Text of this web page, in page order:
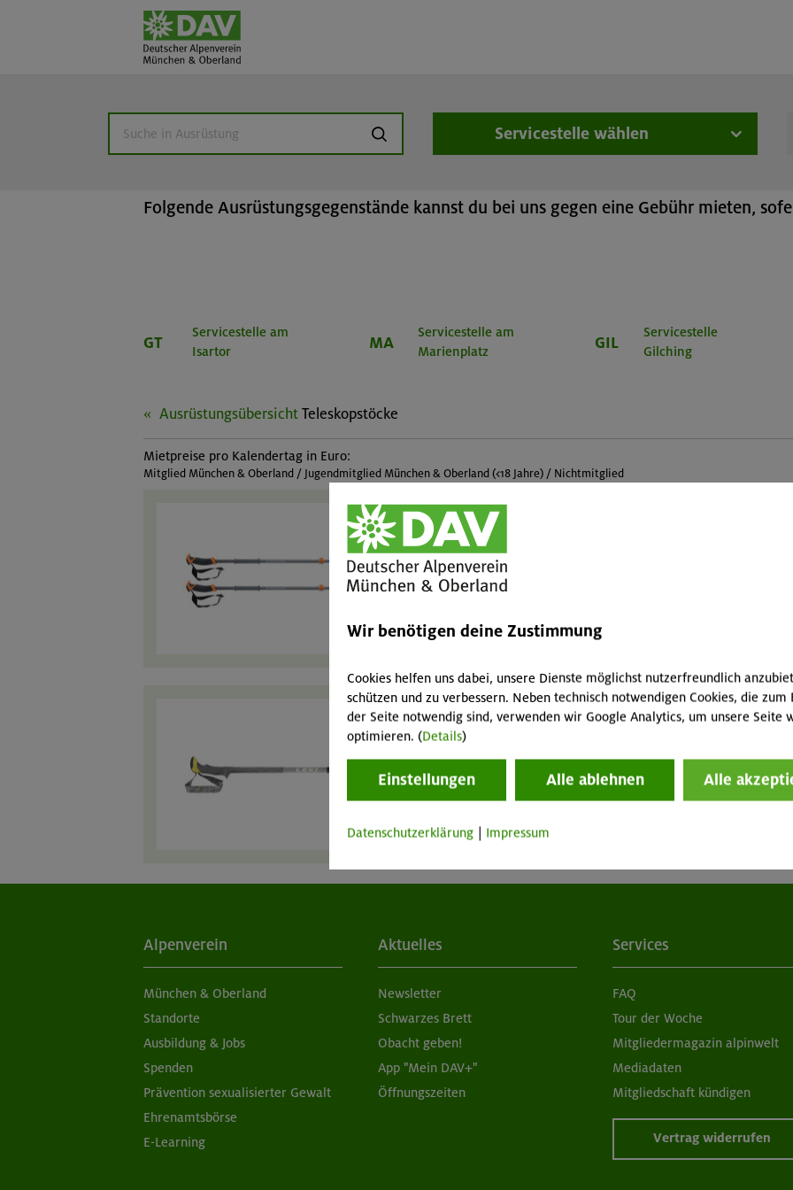
Ausrüstungsverleih
Folgende Ausrüstungsgegenstände kannst du bei uns gegen eine Gebühr mieten,
suchen Servicestelle wählen
GT
Servicestelle am
Isartor
MA
Servicestelle am
Marienplatz
GIL
Servicestelle
Gilching
AusrüstungsübersichtTeleskopstöcke
Mietpreise pro Kalendertag in Euro:
Mitglied München & Oberland / Jugendmitglied München & Oberland (<18 Jahre) / Nichtmitglied
Skitouren- / Schneeschuh-
Teleskopstöcke 2-teilig
2 / 1 / 4 € pro Tag
Teleskopstöcke 3-teilig
2 / 1 / 4 € pro Tag
GT MA
Alpenverein
München & Oberland
Standorte
Ausbildung & Jobs
Spenden
Prävention sexualisierter Gewalt
Ehrenamtsbörse
E-Learning
Aktuelles
Newsletter
Schwarzes Brett
Obacht geben!
App "Mein DAV+"
Öffnungszeiten
Services
FAQ
Tour der Woche
Mitgliedermagazin alpinwelt
Mediadaten
Mitgliedschaft kündigen
Vertrag widerrufen
Wir benötigen deine Zustimmung
Cookies helfen uns dabei, unsere Dienste möglichst nutzerfreundlich
schützen und zu verbessern. Neben technisch notwendigen Cookies, die zum
der Seite notwendig sind, verwenden wir Google Analytics, um unsere Seite
optimieren. (Details)
Einstellungen Alle ablehnen Alle
Datenschutzerklärung | Impressum